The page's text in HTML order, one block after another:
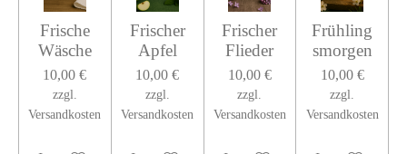
Frische
Wäsche
10,00 €
zzgl.
Versandkosten
Frischer
Apfel
10,00 €
zzgl.
Versandkosten
Frischer
Flieder
10,00 €
zzgl.
Versandkosten
Frühling
smorgen
10,00 €
zzgl.
Versandkosten